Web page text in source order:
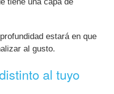
tiene una capa de
estará en que
al gusto.
al tuyo